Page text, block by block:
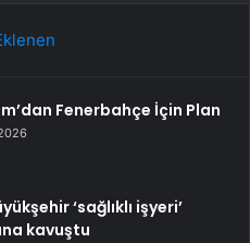
Fenerbahçe İçin Plan
‘sağlıklı işyeri’
kavuştu